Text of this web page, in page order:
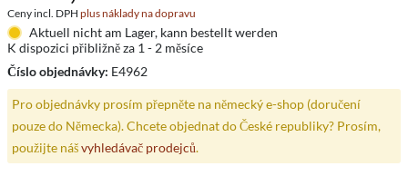
Ceny incl. DPH plus náklady na dopravu
Aktuell nicht am Lager, kann bestellt werden
K dispozici přibližně za 1 - 2 měsíce
Číslo objednávky: E4962
Pro objednávky prosím přepněte na německý e-shop (doručení
pouze do Německa). Chcete objednat do České republiky? Prosím,
použijte nášvyhledávač prodejců.